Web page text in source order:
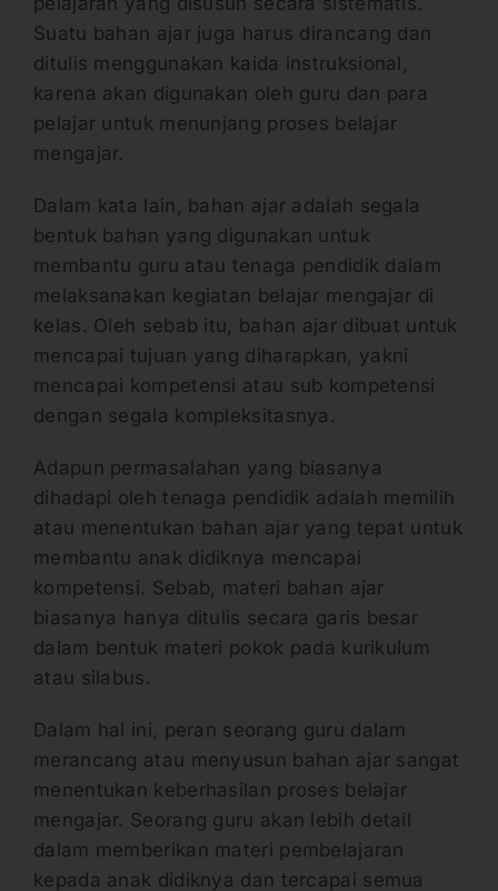
Suatu bahan ajar juga harus dirancang dan
ditulis menggunakan kaida instruksional,
karena akan digunakan oleh guru dan para
pelajar untuk menunjang proses belajar
mengajar.
Dalam kata lain, bahan ajar adalah segala
bentuk bahan yang digunakan untuk
membantu guru atau tenaga pendidik dalam
melaksanakan kegiatan belajar mengajar di
kelas. Oleh sebab itu, bahan ajar dibuat untuk
mencapai tujuan yang diharapkan, yakni
mencapai kompetensi atau sub kompetensi
dengan segala kompleksitasnya.
Adapun permasalahan yang biasanya
dihadapi oleh tenaga pendidik adalah memilih
atau menentukan bahan ajar yang tepat untuk
membantu anak didiknya mencapai
kompetensi. Sebab, materi bahan ajar
biasanya hanya ditulis secara garis besar
dalam bentuk materi pokok pada kurikulum
atau silabus.
Dalam hal ini, peran seorang guru dalam
merancang atau menyusun bahan ajar sangat
menentukan keberhasilan proses belajar
mengajar. Seorang guru akan lebih detail
dalam memberikan materi pembelajaran
kepada anak didiknya dan tercapai semua